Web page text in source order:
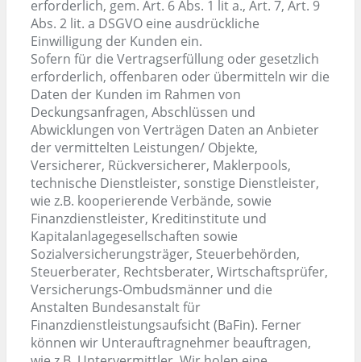
erforderlich, gem. Art. 6 Abs. 1 lit a., Art. 7, Art. 9
Abs. 2 lit. a DSGVO eine ausdrückliche
Einwilligung der Kunden ein.
Sofern für die Vertragserfüllung oder gesetzlich
erforderlich, offenbaren oder übermitteln wir die
Daten der Kunden im Rahmen von
Deckungsanfragen, Abschlüssen und
Abwicklungen von Verträgen Daten an Anbieter
der vermittelten Leistungen/ Objekte,
Versicherer, Rückversicherer, Maklerpools,
technische Dienstleister, sonstige Dienstleister,
wie z.B. kooperierende Verbände, sowie
Finanzdienstleister, Kreditinstitute und
Kapitalanlagegesellschaften sowie
Sozialversicherungsträger, Steuerbehörden,
Steuerberater, Rechtsberater, Wirtschaftsprüfer,
Versicherungs-Ombudsmänner und die
Anstalten Bundesanstalt für
Finanzdienstleistungsaufsicht (BaFin). Ferner
können wir Unterauftragnehmer beauftragen,